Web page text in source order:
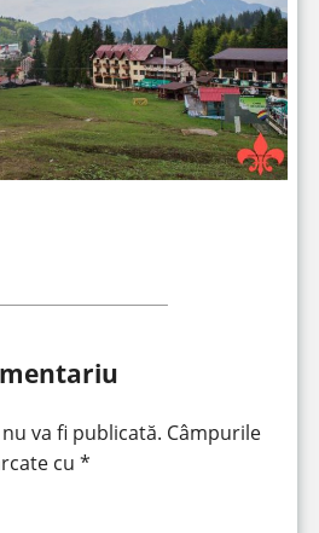
va fi publicată. Câmpurile
cu *